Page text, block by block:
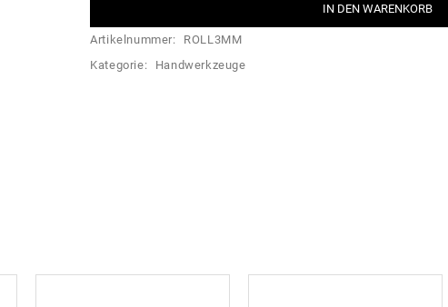
IN DEN WARENKORB
Artikelnummer:
ROLL3MM
Kategorie:
Handwerkzeuge